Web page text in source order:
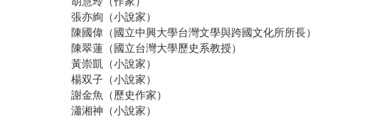
張亦絢（小說家）
陳國偉（國立中興大學台灣文學與跨國文化所所長）
陳翠蓮（國立台灣大學歷史系教授）
黃崇凱（小說家）
楊双子（小說家）
謝金魚（歷史作家）
瀟湘神（小說家）